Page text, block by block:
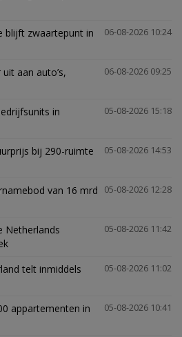
06-08-2026 10:24
blijft zwaartepunt in
06-08-2026 09:25
aan auto’s,
05-08-2026 15:18
in
05-08-2026 14:53
bij 290-ruimte
05-08-2026 12:28
van 16 mrd
05-08-2026 11:42
Netherlands
05-08-2026 11:02
telt inmiddels
05-08-2026 10:41
appartementen in